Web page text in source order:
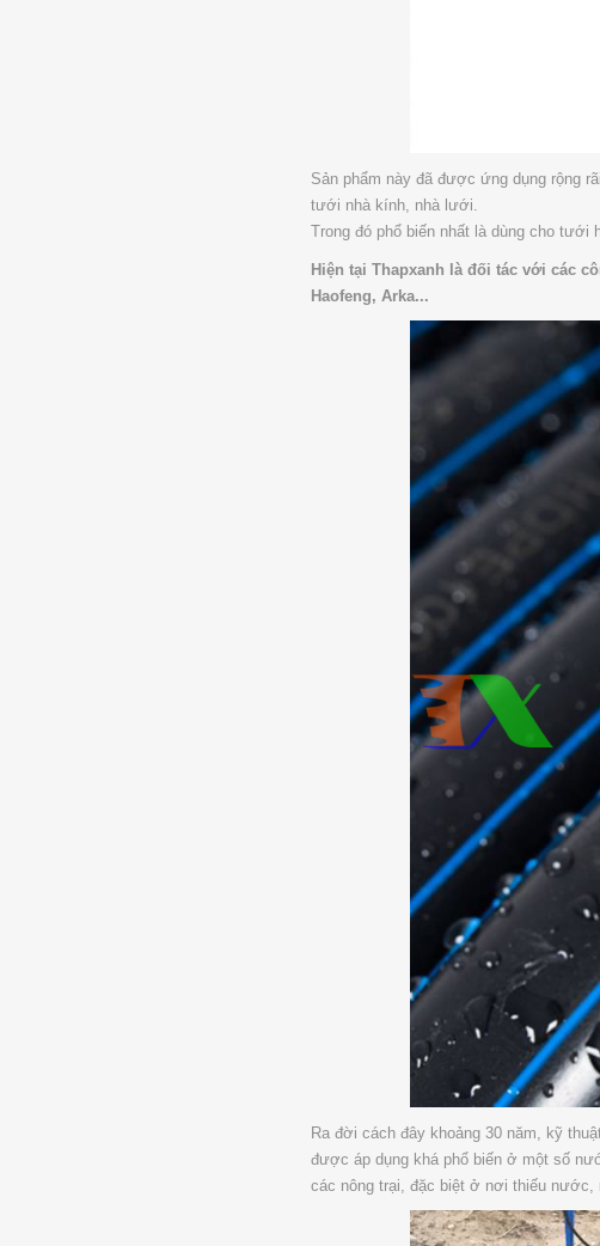
Sản phẩm này đã được ứng dụng rộng
tưới nhà kính, nhà lưới.
Trong đó phổ biến nhất là dùng cho
Hiện tại Thapxanh là đối tác với các
Haofeng, Arka...
Ra đời cách đây khoảng 30 năm, kỹ
được áp dụng khá phổ biến ở một số
các nông trại, đặc biệt ở nơi thiếu